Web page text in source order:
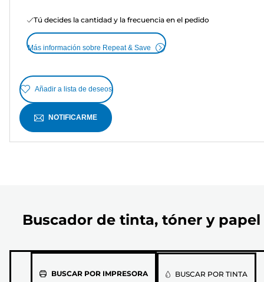
Tú decides la cantidad y la frecuencia en el pedido
Más información sobre Repeat & Save
Añadir a lista de deseos
NOTIFICARME
Buscador de tinta, tóner y papel
BUSCAR POR IMPRESORASeleccionaBUSCAR POR TINTA